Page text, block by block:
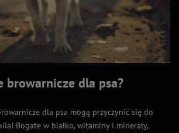
browarnicze dla psa?
dla psa mogą przyczynić się do
Bogate w białko, witaminy i minerały,